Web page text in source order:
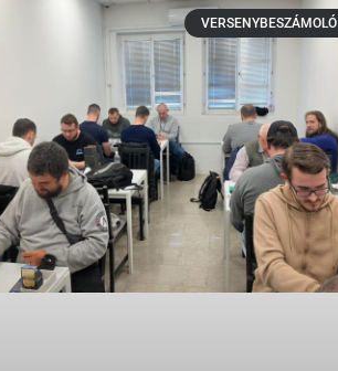
VERSENYBESZÁMOLÓ